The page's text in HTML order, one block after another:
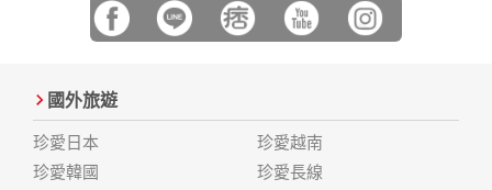
國外旅遊
珍愛日本
珍愛韓國
珍愛越南
珍愛長線